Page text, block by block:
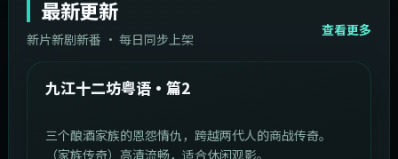
最新更新
新片新剧新番 · 每日同步上架
查看更多
最新
中国大陆 1:20:26
九江十二坊粤语·篇2
三个酿酒家族的恩怨情仇，跨越两代人的商战传奇。
（家族传奇）高清流畅，适合休闲观影。